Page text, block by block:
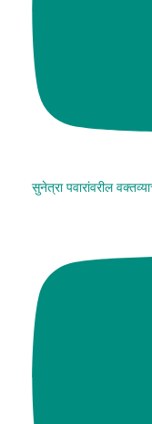
सुनेत्रा पवारांवरील